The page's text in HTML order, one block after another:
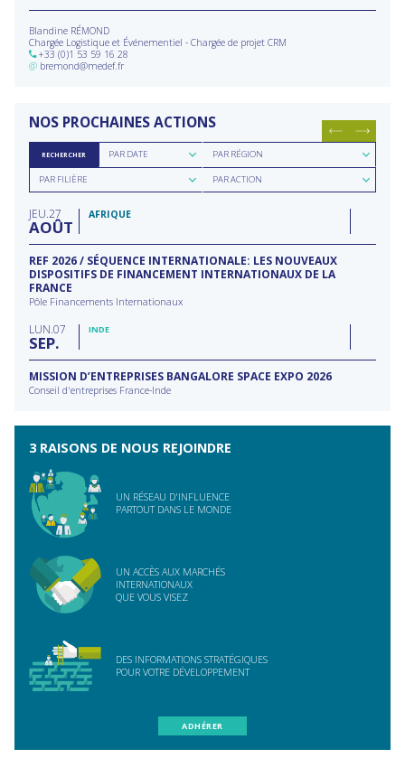
Blandine RÉMOND
Chargée Logistique et Événementiel - Chargée de projet CRM
+33 (0)1 53 59 16 28
@ bremond@medef.fr
NOS PROCHAINES ACTIONS
RECHERCHER
Rechercher
parPAR DATE
Rechercher
par
région
PAR RÉGION
Rechercher
parPAR FILIÈRE
Rechercher
parPAR ACTION
JEU 27
AOÛT
AFRIQUE
REF 2026 / SÉQUENCE INTERNATIONALE: LES NOUVEAUX
DISPOSITIFS DE FINANCEMENT INTERNATIONAUX DE LA
FRANCE
Pôle Financements Internationaux
LUN 07
SEP
INDE
MISSION D’ENTREPRISES BANGALORE SPACE EXPO 2026
Conseil d'entreprises France-Inde
3 RAISONS DE NOUS REJOINDRE
UN RÉSEAU D'INFLUENCE
PARTOUT DANS LE MONDE
UN ACCÈS AUX MARCHÉS
INTERNATIONAUX
QUE VOUS VISEZ
DES INFORMATIONS STRATÉGIQUES
POUR VOTRE DÉVELOPPEMENT
ADHÉRER